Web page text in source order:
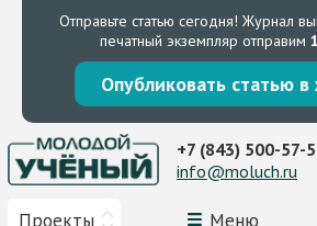
Отправьте статью сегодня! Журнал
печатный экземпляр отправим
Опубликовать статью в
Проекты Меню
+7 (843) 500-57-
info@moluch.ru